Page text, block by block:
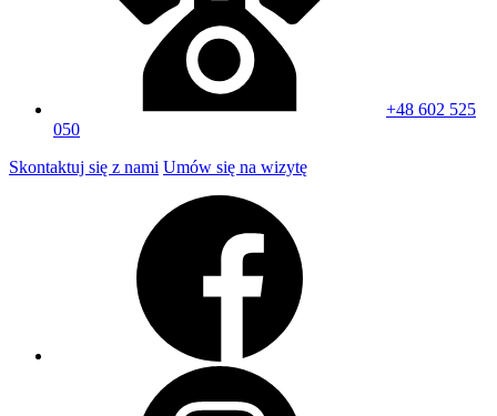
+48 602 525
050
Skontaktuj się z nami Umów się na wizytę